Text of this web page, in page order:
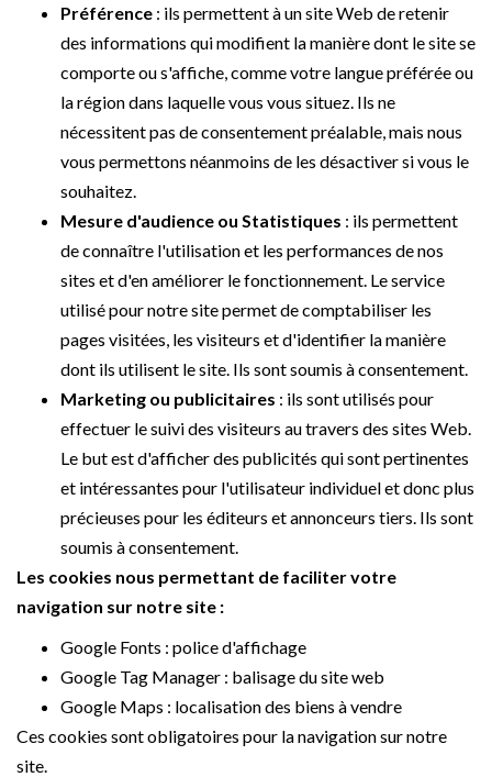
Préférence : ils permettent à un site Web de retenir
des informations qui modifient la manière dont le site se
comporte ou s'affiche, comme votre langue préférée ou
la région dans laquelle vous vous situez. Ils ne
nécessitent pas de consentement préalable, mais nous
vous permettons néanmoins de les désactiver si vous le
souhaitez.
Mesure d'audience ou Statistiques : ils permettent
de connaître l'utilisation et les performances de nos
sites et d'en améliorer le fonctionnement. Le service
utilisé pour notre site permet de comptabiliser les
pages visitées, les visiteurs et d'identifier la manière
dont ils utilisent le site. Ils sont soumis à consentement.
Marketing ou publicitaires : ils sont utilisés pour
effectuer le suivi des visiteurs au travers des sites Web.
Le but est d'afficher des publicités qui sont pertinentes
et intéressantes pour l'utilisateur individuel et donc plus
précieuses pour les éditeurs et annonceurs tiers. Ils sont
soumis à consentement.
Les cookies nous permettant de faciliter votre
navigation sur notre site :
Google Fonts : police d'affichage
Google Tag Manager : balisage du site web
Google Maps : localisation des biens à vendre
Ces cookies sont obligatoires pour la navigation sur notre
site.